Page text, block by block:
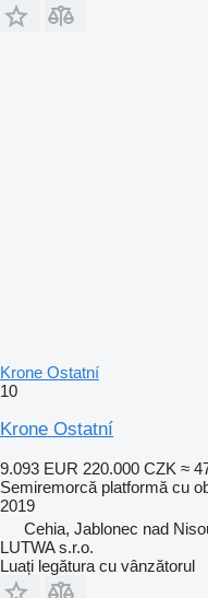
Krone Ostatní
10
Krone Ostatní
9.093 EUR 220.000 CZK ≈
Semiremorcă platformă cu
2019
Cehia, Jablonec nad
LUTWA s.r.o.
Luați legătura cu vânzătorul